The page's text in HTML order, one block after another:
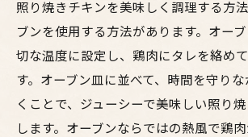
照り焼きチキンを美味しく調理する方
ブンを使用する方法があります。オー
切な温度に設定し、鶏肉にタレを絡め
す。オーブン皿に並べて、時間を守り
くことで、ジューシーで美味しい照り
します。オーブンならではの熱風で鶏